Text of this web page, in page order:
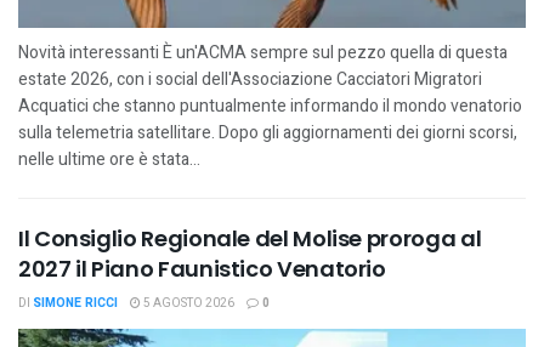
Novità interessanti È un'ACMA sempre sul pezzo quella di questa
estate 2026, con i social dell'Associazione Cacciatori Migratori
Acquatici che stanno puntualmente informando il mondo venatorio
sulla telemetria satellitare. Dopo gli aggiornamenti dei giorni scorsi,
nelle ultime ore è stata...
Il Consiglio Regionale del Molise proroga al
2027 il Piano Faunistico Venatorio
DI SIMONE RICCI 5 AGOSTO 2026 0